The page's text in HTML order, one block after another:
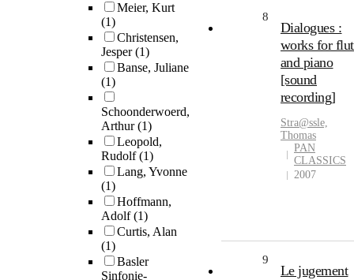
Meier, Kurt
(1)
Christensen,
Jesper(1)
Banse, Juliane
(1)
Schoonderwoerd,
Arthur(1)
Leopold,
Rudolf(1)
Lang, Yvonne
(1)
Hoffmann,
Adolf(1)
Curtis, Alan
(1)
Basler
Sinfonie-
8
Dialogues :
works for
and piano
[sound
recording]
Stra@ssle,
Thomas
PAN
CLASSICS
2007
9
Le jugement